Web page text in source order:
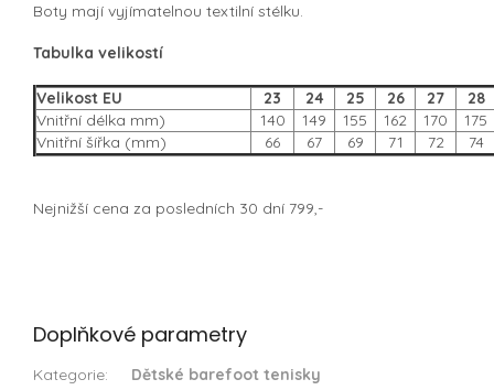
Boty mají vyjímatelnou textilní stélku.
Tabulka velikostí
Velikost EU 23 24 25 26 27
28
Vnitřní délka mm)
140 149 155 162 170
175
Vnitřní šířka (mm)
66 67 69 71 72 74
Nejnižší cena za posledních 30 dní 799,-
Doplňkové parametry
Kategorie:
Dětské barefoot tenisky